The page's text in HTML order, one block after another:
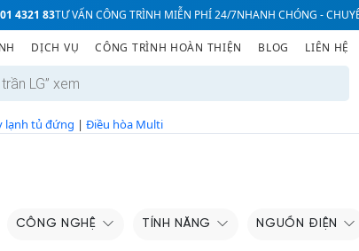
4321 83TƯ VẤN CÔNG TRÌNH MIỄN PHÍ 24/7NHANH CHÓNG -
DỊCH VỤ CÔNG TRÌNH HOÀN THIỆN BLOG LIÊN HỆ
lạnh tủ đứng | Điều hòa Multi
CÔNG NGHỆ TÍNH NĂNG NGUỒN ĐIỆN